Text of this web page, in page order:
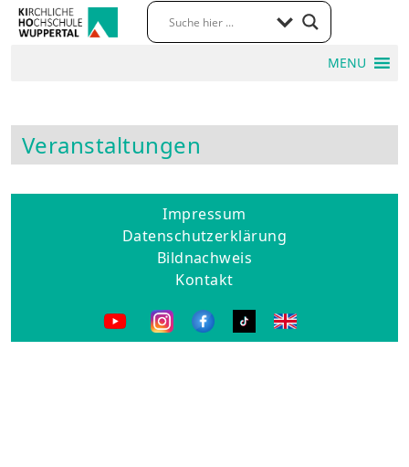
MENU
Veranstaltungen
Impressum
Datenschutzerklärung
Bildnachweis
Kontakt